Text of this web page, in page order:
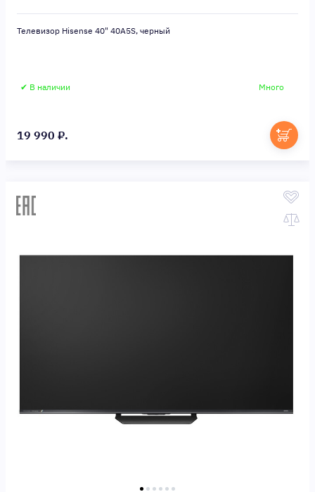
Телевизор Hisense 40" 40A5S, черный
✔ В наличии Много
19 990 ₽.